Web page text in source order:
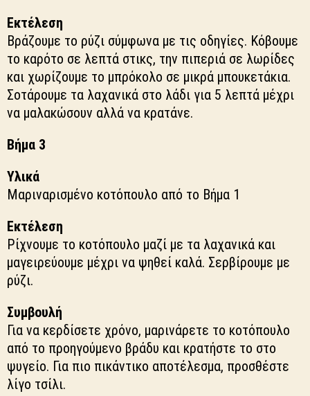
Εκτέλεση
Βράζουμε το ρύζι σύμφωνα με τις οδηγίες. Κόβουμε
το καρότο σε λεπτά στικς, την πιπεριά σε λωρίδες
και χωρίζουμε το μπρόκολο σε μικρά μπουκετάκια.
Σοτάρουμε τα λαχανικά στο λάδι για 5 λεπτά μέχρι
να μαλακώσουν αλλά να κρατάνε.
Βήμα 3
Υλικά
Μαριναρισμένο κοτόπουλο από το Βήμα 1
Εκτέλεση
Ρίχνουμε το κοτόπουλο μαζί με τα λαχανικά και
μαγειρεύουμε μέχρι να ψηθεί καλά. Σερβίρουμε με
ρύζι.
Συμβουλή
Για να κερδίσετε χρόνο, μαρινάρετε το κοτόπουλο
από το προηγούμενο βράδυ και κρατήστε το στο
ψυγείο. Για πιο πικάντικο αποτέλεσμα, προσθέστε
λίγο τσίλι.